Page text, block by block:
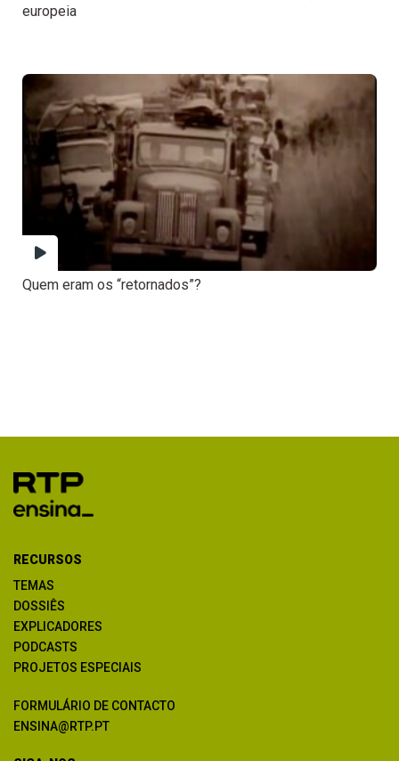
europeia
Quem eram os “retornados”?
RECURSOS
TEMAS
DOSSIÊS
EXPLICADORES
PODCASTS
PROJETOS ESPECIAIS
FORMULÁRIO DE CONTACTO
ENSINA@RTP.PT